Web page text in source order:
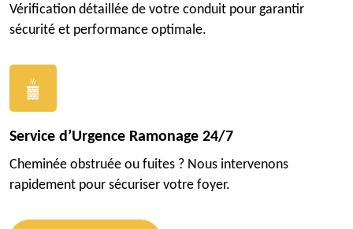
Vérification détaillée de votre conduit pour garantir
sécurité et performance optimale.
Service d’Urgence Ramonage 24/7
Cheminée obstruée ou fuites ? Nous intervenons
rapidement pour sécuriser votre foyer.